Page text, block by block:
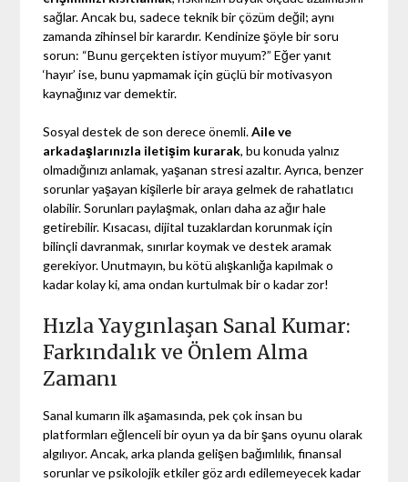
sağlar. Ancak bu, sadece teknik bir çözüm değil; aynı
zamanda zihinsel bir karardır. Kendinize şöyle bir soru
sorun: “Bunu gerçekten istiyor muyum?” Eğer yanıt
‘hayır’ ise, bunu yapmamak için güçlü bir motivasyon
kaynağınız var demektir.
Sosyal destek de son derece önemli.Aile ve
arkadaşlarınızla iletişim kurarak, bu konuda yalnız
olmadığınızı anlamak, yaşanan stresi azaltır. Ayrıca, benzer
sorunlar yaşayan kişilerle bir araya gelmek de rahatlatıcı
olabilir. Sorunları paylaşmak, onları daha az ağır hale
getirebilir. Kısacası, dijital tuzaklardan korunmak için
bilinçli davranmak, sınırlar koymak ve destek aramak
gerekiyor. Unutmayın, bu kötü alışkanlığa kapılmak o
kadar kolay ki, ama ondan kurtulmak bir o kadar zor!
Hızla Yaygınlaşan Sanal Kumar:
Farkındalık ve Önlem Alma
Zamanı
Sanal kumarın ilk aşamasında, pek çok insan bu
platformları eğlenceli bir oyun ya da bir şans oyunu olarak
algılıyor. Ancak, arka planda gelişen bağımlılık, finansal
sorunlar ve psikolojik etkiler göz ardı edilemeyecek kadar